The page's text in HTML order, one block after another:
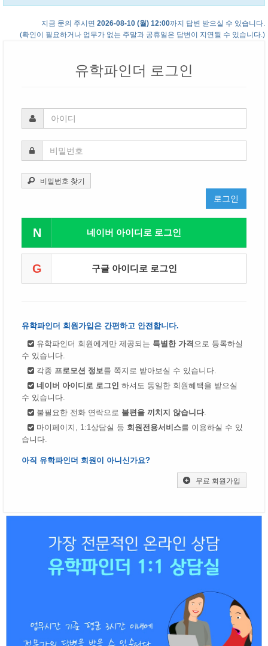
지금 문의 주시면 2026-08-10 (월) 12:00까지 답변 받으실 수 있습니다.
(확인이 필요하거나 업무가 없는 주말과 공휴일은 답변이 지연될 수 있습니다.)
유학파인더 로그인
비밀번호 찾기
로그인
N 네이버 아이디로 로그인
G 구글 아이디로 로그인
유학파인더 회원가입은 간편하고 안전합니다.
유학파인더 회원에게만 제공되는 특별한 가격 으로 등록하실
수 있습니다.
각종 프로모션 정보 를 쪽지로 받아보실 수 있습니다.
네이버 아이디로 로그인 하셔도 동일한 회원혜택을 받으실
수 있습니다.
불필요한 전화 연락으로 불편을 끼치지 않습니다.
마이페이지, 1:1상담실 등 회원전용서비스를 이용하실 수 있
습니다.
아직 유학파인더 회원이 아니신가요?
무료 회원가입